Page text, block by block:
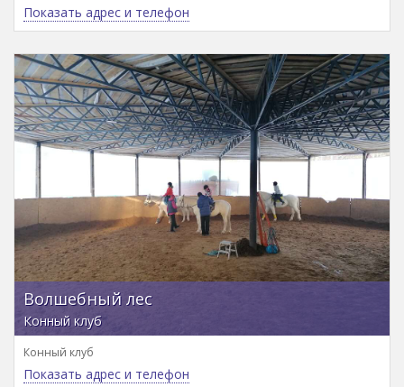
Показать адрес и телефон
Волшебный лес
Конный клуб
Конный клуб
Показать адрес и телефон